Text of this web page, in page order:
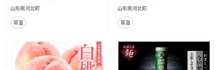
山形県河北町
常温
山形県河北町
常温